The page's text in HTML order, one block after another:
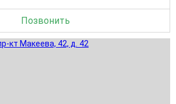
Позвонить